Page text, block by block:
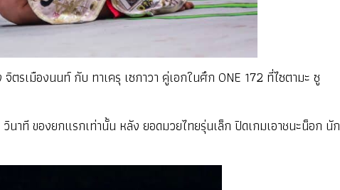
รเมืองนนท์ กับ ทาเครุ เซกาวา คู่เอกในศึก ONE 172 ที่ไซตามะ ซู
าที ของยกแรกเท่านั้น หลัง ยอดมวยไทยรุ่นเล็ก ปิดเกมเอาชนะน็อก นัก